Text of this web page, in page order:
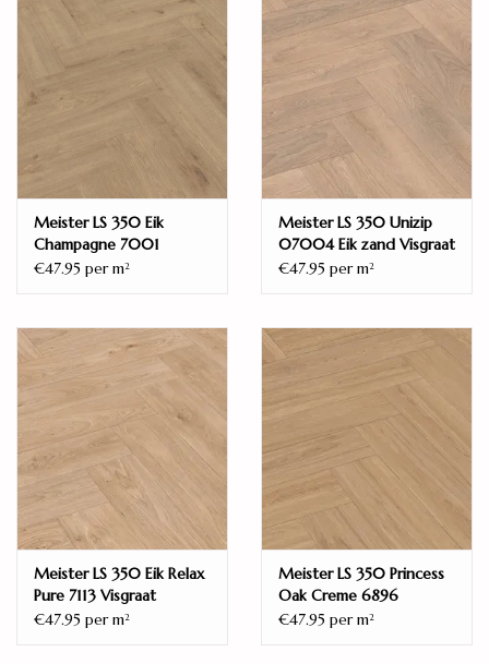
Meister LS 350 Eik
Champagne 7001
Visgraat
€47.95 per m2
Meister LS 350 Unizip
07004 Eik zand Visgraat
€47.95 per m2
Meister LS 350 Eik Relax
Pure 7113 Visgraat
€47.95 per m2
Meister LS 350 Princess
Oak Creme 6896
Visgraat
€47.95 per m2